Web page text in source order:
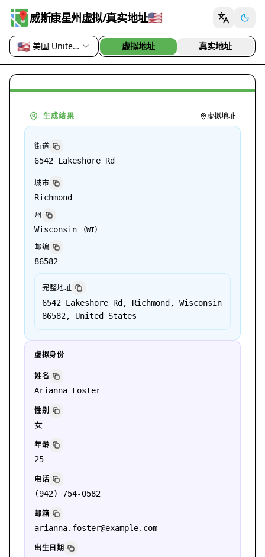
威斯康星州虚拟/真实地址🇺🇸
国家或地区
🇺🇸 美国 United States 虚拟地址 真实地址
生成结果 虚拟地址
街道
6542 Lakeshore Rd
城市
Richmond
州
Wisconsin （WI）
邮编
86582
完整地址
6542 Lakeshore Rd, Richmond, Wisconsin
86582, United States
虚拟身份
姓名
Arianna Foster
性别
女
年龄
25
电话
(942) 754-0582
邮箱
arianna.foster@example.com
出生日期